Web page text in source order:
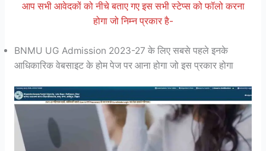
आप सभी आवेदकों को नीचे बताए गए इस सभी स्टेप्स को फॉलो करना
होगा जो निम्न प्रकार है-
BNMU UG Admission 2023-27 के लिए सबसे पहले इनके
आधिकारिक वेबसाइट के होम पेज पर आना होगा जो इस प्रकार होगा